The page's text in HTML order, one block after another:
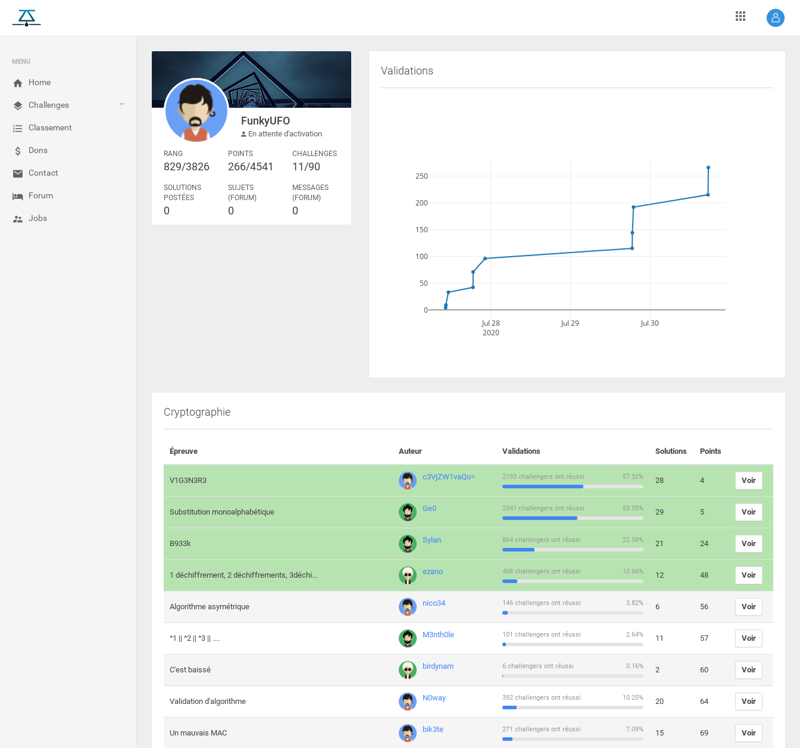
MENU
Home
Challenges
Classement
Dons
Contact
Forum
Jobs
FunkyUFO
En attente d'activation
RANG
829/3826
POINTS
266/4541
CHALLENGES
11/90
SOLUTIONS
POSTÉES
0
SUJETS
(FORUM)
0
MESSAGES
(FORUM)
0
Validations
Jul 28
2020
Jul 29 Jul 30
0
50
100
150
200
250
Cryptographie
Épreuve Auteur Validations Solutions Points
V1G3N3R3 c3VjZW1vaQo= 57.32%
2193 challengers ont réussi 28 4 Voir
Substitution monoalphabétique Ge0 53.35%
2041 challengers ont réussi 29 5 Voir
B933k Sylan 22.58%
864 challengers ont réussi 21 24 Voir
1 déchiffrement, 2 déchiffrements, 3déchi... ezano 10.66%
408 challengers ont réussi 12 48 Voir
Algorithme asymétrique nico34 3.82%
146 challengers ont réussi 6 56 Voir
^1 || ^2 || ^3 || .... M3nth0le 2.64%
101 challengers ont réussi 11 57 Voir
C'est baissé birdynam 0.16%
6 challengers ont réussi 2 60 Voir
Validation d'algorithme N0way 10.25%
392 challengers ont réussi 20 64 Voir
Un mauvais MAC bik3te 7.09%
271 challengers ont réussi 15 69 Voir